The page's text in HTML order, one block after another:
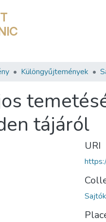
Különgyűjtemények
tájáról
URI